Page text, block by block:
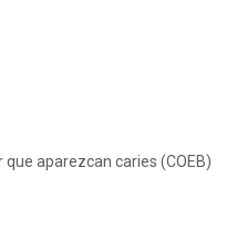
aparezcan caries (COEB)